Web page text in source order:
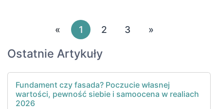
« 1 2 3 »
Ostatnie Artykuły
Fundament czy fasada? Poczucie własnej
wartości, pewność siebie i samoocena w realiach
2026